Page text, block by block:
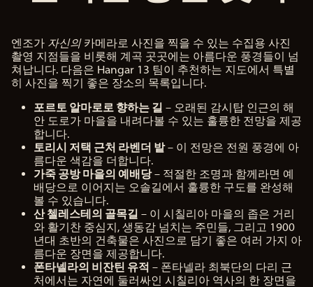
엔조가 자신의카메라로 사진을 찍을 수 있는 수집용 사진
촬영 지점들을 비롯해 계곡 곳곳에는 아름다운 풍경들이 넘
쳐납니다. 다음은 Hangar 13 팀이 추천하는 지도에서 특별
히 사진을 찍기 좋은 장소의 목록입니다.
포르토 알마로로 향하는 길 – 오래된 감시탑 인근의 해
안 도로가 마을을 내려다볼 수 있는 훌륭한 전망을 제공
합니다.
토리시 저택 근처 라벤더 밭– 이 전망은 전원 풍경에 아
름다운 색감을 더합니다.
가죽 공방 마을의 예배당– 적절한 조명과 함께라면 예
배당으로 이어지는 오솔길에서 훌륭한 구도를 완성해
볼 수 있습니다.
산 첼레스테의 골목길 – 이 시칠리아 마을의 좁은 거리
와 활기찬 중심지, 생동감 넘치는 주민들, 그리고 1900
년대 초반의 건축물은 사진으로 담기 좋은 여러 가지 아
름다운 장면을 제공합니다.
폰타넬라의 비잔틴 유적 – 폰타넬라 최북단의 다리 근
처에서는 자연에 둘러싸인 시칠리아 역사의 한 장면을